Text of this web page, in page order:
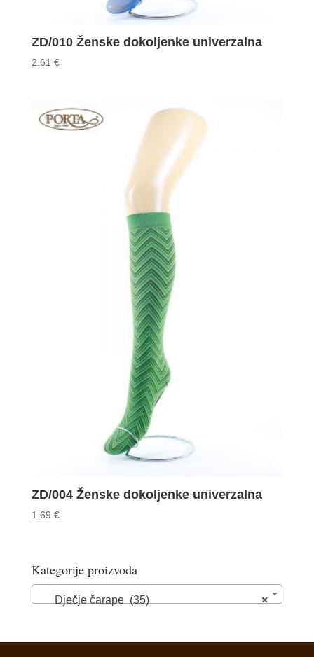
ZD/010 Ženske dokoljenke univerzalna
2.61 €
ZD/004 Ženske dokoljenke univerzalna
1.69 €
Kategorije proizvoda
×
Dječje čarape (35)